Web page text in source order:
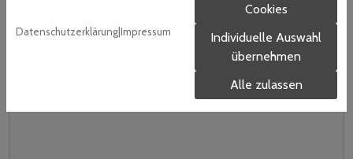
Datenschutzerklärung|Impressum
Cookies
Individuelle Auswahl
übernehmen
Alle zulassen